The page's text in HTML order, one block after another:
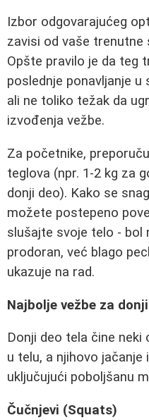
Izbor odgovarajućeg
zavisi od vaše trenutne
Opšte pravilo je da teg
poslednje ponavljanje
ali ne toliko težak da
izvođenja vežbe.
Za početnike,
teglova (npr. 1-2 kg za
donji deo). Kako se
možete postepeno
slušajte svoje telo - bol
prodoran, već blago
ukazuje na rad.
Najbolje vežbe za
Donji deo tela čine neki
u telu, a njihovo
uključujući poboljšanu
Čučnjevi (Squats)